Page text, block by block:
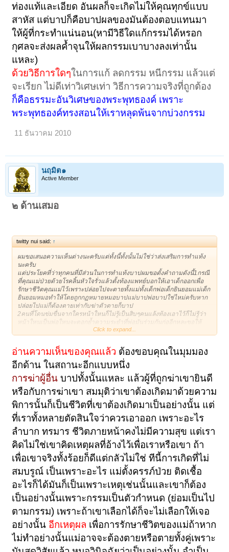
ท่องแท้และเอียด อันผลก็จะเกิดไม่ให้คุณทุกข์แบบ
สาหัส แต่บาปก็คือบาปผลของมันต้องตอบแทนมา
ให้ผู้ที่กระทำแน่นอน(หามีวิธีใดแก้กรรมได้หรอก
กุศลจะส่งผลค้ำจุนให้ผลกรรมเบาบางลงเท่านั้น
แหละ)
ด้วยวิธีการใดๆในการแก้ ลดกรรม หนีกรรม แล้วแต่
จะเรียก ไม่ดีเท่าวิเศษเท่า วิธีการความจริงที่ถูกต้อง
ก็คือธรรมะอันวิเศษของพระพุทธองค์ เพราะ
พระพุทธองค์ทรงสอนให้เราหลุดพ้นจากบ่วงกรรม
11 ธันวาคม 2010
นฤมิต๑
Active Member
๒ ด้านเสมอ
twitty nui said: ↑
ผมขอเสนอความเห็นต่างนะครับแต่ทั้งนี้ทั้งนั้นไม่ใช่ว่าส่งเสริมการทำแท้ง
นะครับ
แต่ประโยคที่ว่าทุกคนที่มีส่วนในการทำแท้งบาปผมขอตั้งคำถามดังนี้1กรณี
ที่คุณแม่ป่วยด้วยโรคลิ้นหัวใจรั่วแล้วตั้งท้องแพทย์บอกให้เอาเด็กออกเพื่อ
รักษาชีวิตคุณแม่ไว้เพราะปล่อยไปจะตายทั้งแม่ทั้งเด็กพ่อเด็กยินยอมแม่เด็ก
ยินยอมหมอทำให้โดยถูกกฏหมายหมอบาปแม่บาปพ่อบาปใช่ไหม่ครับหาก
ปล่อยไปแม่ก็ต้องตายเท่ากับฆ่าตัวตายก็บาป
2คนที่โดนข่มขื่นจากใครหน้าใหนก็ไม่รู้เป็นสิบๆคนแล้งท้องเอาไว้ก็ไม่รู้ว่า
หน้าใหนเป็นพ่อใหนจะตอกย้ำความระยำที่พ่อมันร่วมกันก่ออีกหละขอให้
สมมุติว่าเป็นญาติเป็นน้องสาวคุณโดนแบบนั้นนะคุณยังจะเก็บเด็กคนนั้นไว้
3ที่กล่าวมาทั้งหมดนี้ผมแค่อยากให้การพูดการเขียนอะไรบางอย่างให้คำนึง
ถึงผลที่จะกระทบต่อสังคมบ้างอย่างคุณหมอที่ท่านมีหน้าที่ทำงานบางครั้ง
ท่านก็หลีกเลี่ยงไม่ได้ครอบครัวบางครอบครัวก็อาจจะมีเหตุจำเป็นในด้าน
สุขภาพจึงไม่ควรเหมารวมไปเสียหมดผมไม่เคยเห็นด้วยกับการทำแท้งและ
ไม่เคยมีส่วนร่วมกับการทำแท้งเลยแต่เหรียญมันมีสองด้านเสมอผมว่าควร
ไปแก้ปัญหาที่ต้นเหตุมากกว่าเริ่มจากตอนนี้เลยคกลับไปดูแลคนใกล้ตัวแล้ว
ขยายวงกว้างออกไปเพื่อสังคมอุดมธรรม
ก่อนที่จะประณามใครว่าดีชั่ว หันมองดูตัวว่าเราดีพร้อมพอหรือยัง
Click to expand...
อ่านความเห็นของคุณแล้ว ต้องขอบคุณในมุมมอง
อีกด้าน ในสถานะอีกแบบหนึ่ง
การฆ่าผู้อื่น บาปทั้งนั้นแหละ แล้วผู้ที่ถูกฆ่าเขายินดี
หรือกับการฆ่าเขา สมมุติว่าเขาต้องเกิดมาด้วยความ
พิการนั้นก็เป็นชีวิตที่เขาต้องเกิดมาเป็นอย่างนั้น แต่
ที่เราทั้งหลายตัดสินใจว่าควรเอาออก เพราะอะไร
ลำบาก ทรมาร ชีวิตภายหน้าคงไม่มีความสุข แต่เรา
คิดไม่ใช่เขาคิดเหตุผลที่อ้างไว้เพื่อเราหรือเขา ถ้า
เพื่อเขาจริงทั้งร้อยก็ดีแต่กลัวไม่ใช่ ทีนี้การเกิดที่ไม่
สมบรูณ์ เป็นเพราะอะไร แม่ตั้งครรภ์ป่วย ติดเชื้อ
อะไรก็ได้มันก็เป็นเพราะเหตุเช่นนั้นและเขาก็ต้อง
เป็นอย่างนั้นเพราะกรรมเป็นตัวกำหนด (ย่อมเป็นไป
ตามกรรม) เพราะถ้าเขาเลือกได้ก็จะไม่เลือกให้เจอ
อย่างนั้น อีกเหตุผล เพื่อการรักษาชีวิตของแม่ถ้าหาก
ไม่ทำอย่างนั้นแม่อาจจะต้องตายหรือตายทั้งคู่เพราะ